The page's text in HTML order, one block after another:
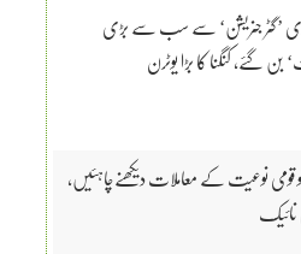
’گٹر جنریشن‘ سے سب سے بڑی
گئے، کنگنا کا بڑا یوٹرن
نوعیت کے معاملات دیکھنےچاہئیں،